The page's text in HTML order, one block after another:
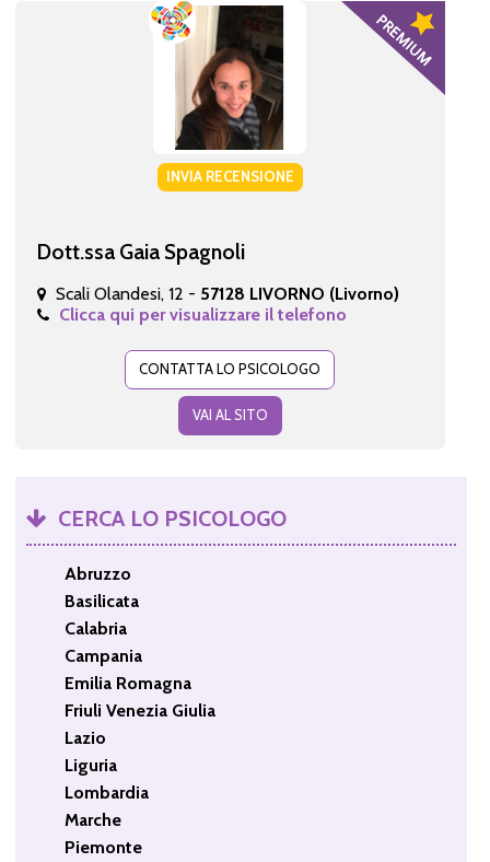
INVIA RECENSIONE
Dott.ssa Gaia Spagnoli
Scali Olandesi, 12 - 57128 LIVORNO (Livorno)
Clicca qui per visualizzare il telefono
CONTATTA LO PSICOLOGO
VAI AL SITO
CERCA LO PSICOLOGO
Abruzzo
Basilicata
Calabria
Campania
Emilia Romagna
Friuli Venezia Giulia
Lazio
Liguria
Lombardia
Marche
Piemonte